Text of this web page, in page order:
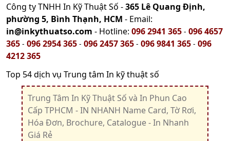
Công ty TNHH In Kỹ Thuật Số -365 Lê Quang Định,
phường 5, Bình Thạnh, HCM - Email:
in@inkythuatso.com - Hotline: 096 2941 365 - 096 4657
365 - 096 2954 365 - 096 2457 365 - 096 9841 365 - 096
4212 365
Top 54 dịch vụ Trung tâm In kỹ thuật số
Trung Tâm In Kỹ Thuật Số và In Phun Cao
Cấp TPHCM - IN NHANH Name Card, Tờ Rơi,
Hóa Đơn, Brochure, Catalogue - In Nhanh
Giá Rẻ